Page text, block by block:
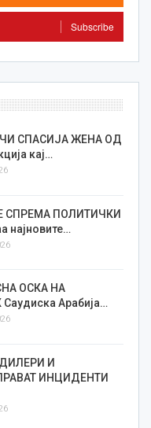
Subscribe
СПАСИЈА ЖЕНА ОД
кај…
СПРЕМА ПОЛИТИЧКИ
најновите…
ОСКА НА
Арабија…
И
ИНЦИДЕНТИ